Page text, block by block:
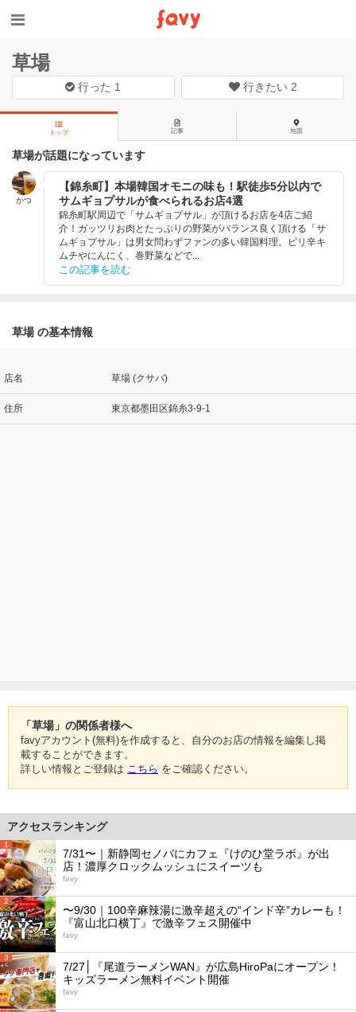
草場
行った 1 行きたい 2
トップ 記事 地図
草場が話題になっています
かつ
【錦糸町】本場韓国オモニの味も！駅徒歩5分以内で
サムギョプサルが食べられるお店4選
錦糸町駅周辺で「サムギョプサル」が頂けるお店を4店ご紹
介！ガッツリお肉とたっぷりの野菜がバランス良く頂ける「サ
ムギョプサル」は男女問わずファンの多い韓国料理。ピリ辛キ
ムチやにんにく、巻野菜などで...
この記事を読む
草場 の基本情報
店名 草場 (クサバ)
住所 東京都墨田区錦糸3-9-1
「草場」の関係者様へ
favyアカウント(無料)を作成すると、自分のお店の情報を編集し掲
載することができます。
詳しい情報とご登録は こちら をご確認ください。
アクセスランキング
1
7/31〜｜新静岡セノバにカフェ『けのひ堂ラボ』が出
店！濃厚クロックムッシュにスイーツも
favy
2
〜9/30｜100辛麻辣湯に激辛超えの“インド辛”カレーも！
『富山北口横丁』で激辛フェス開催中
favy
3
7/27│『尾道ラーメンWAN』が広島HiroPaにオープン！
キッズラーメン無料イベント開催
favy